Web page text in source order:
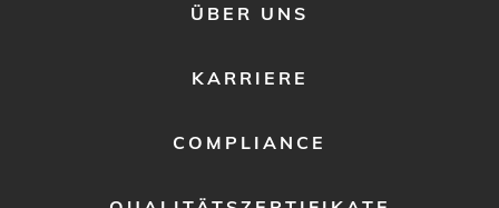
ÜBER UNS
KARRIERE
COMPLIANCE